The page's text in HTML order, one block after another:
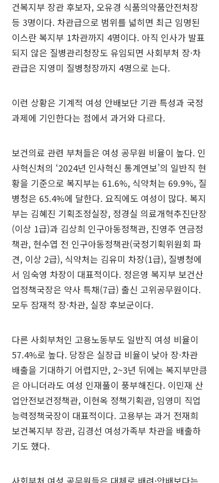
건복지부 장관 후보자, 오유경 식품의약품안전처장
등 3명이다. 차관급으로 범위를 넓히면 최근 임명된
이스란 복지부 1차관까지 4명이다. 아직 인사가 발표
되지 않은 질병관리청장도 유임되면 사회부처 장·차
관급은 지영미 질병청장까지 4명으로 는다.
이런 상황은 기계적 여성 안배보단 기관 특성과 국정
과제에 기인한다는 점에서 과거와 다르다.
보건의료 관련 부처들은 여성 공무원 비율이 높다. 인
사혁신처의 ‘2024년 인사혁신 통계연보’의 일반직 현
황을 기준으로 복지부는 61.6%, 식약처는 69.9%, 질
병청은 65.4%에 달한다. 요직에도 여성이 많다. 복지
부는 김혜진 기획조정실장, 정경실 의료개혁추진단장
(이상 1급)과 김상희 인구아동정책관, 진영주 연금정
책관, 현수엽 전 인구아동정책관(국정기획위원회 파
견, 이상 2급), 식약처는 김유미 차장(1급), 질병청에
서 임숙영 차장이 대표적이다. 정은영 복지부 보건산
업정책국장은 약사 특채(7급) 출신 고위공무원이다.
모두 잠재적 장·차관, 실장 후보군이다.
다른 사회부처인 고용노동부도 일반직 여성 비율이
57.4%로 높다. 당장은 실장급 비율이 낮아 장·차관
배출을 기대하기 어렵지만, 2~3년 뒤에는 복지부만큼
은 아니더라도 여성 인재풀이 풍부해진다. 이민재 산
업안전보건정책관, 이현옥 정책기획관, 임영미 직업
능력정책국장이 대표적이다. 고용부는 과거 전재희
보건복지부 장관, 김경선 여성가족부 차관을 배출하
기도 했다.